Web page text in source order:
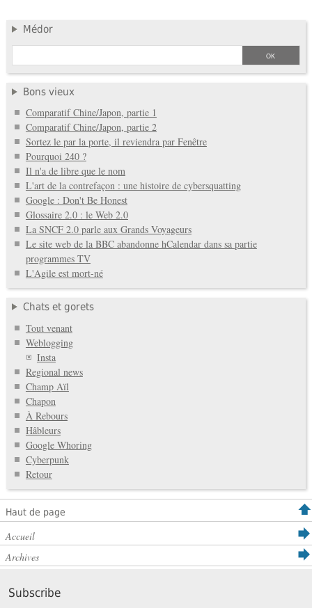
Médor
Bons vieux
Comparatif Chine/Japon, partie 1
Comparatif Chine/Japon, partie 2
Sortez le par la porte, il reviendra par Fenêtre
Pourquoi 240 ?
Il n'a de libre que le nom
L'art de la contrefaçon : une histoire de cybersquatting
Google : Don't Be Honest
Glossaire 2.0 : le Web 2.0
La SNCF 2.0 parle aux Grands Voyageurs
Le site web de la BBC abandonne hCalendar dans sa partie
programmes TV
L'Agile est mort-né
Chats et gorets
Tout venant
Weblogging
Insta
Regional news
Champ Aïl
Chapon
À Rebours
Hâbleurs
Google Whoring
Cyberpunk
Retour
Haut de page
Accueil
Archives
Subscribe